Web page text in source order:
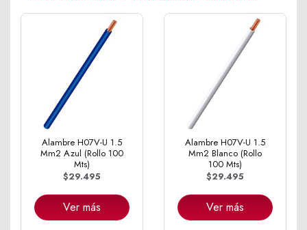
Alambre H07V-U 1.5
Mm2 Azul (Rollo 100
Mts)
$29.495
Ver más
Alambre H07V-U 1.5
Mm2 Blanco (Rollo
100 Mts)
$29.495
Ver más